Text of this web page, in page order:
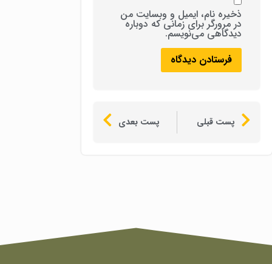
ذخیره نام، ایمیل و وبسایت من
در مرورگر برای زمانی که دوباره
دیدگاهی می‌نویسم.
پست قبلی پست بعدی